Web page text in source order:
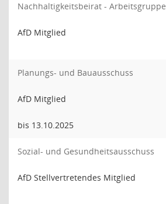
Nachhaltigkeitsbeirat - Arbeitsgruppe
AfD Mitglied
Planungs- und Bauausschuss
AfD Mitglied
bis 13.10.2025
Sozial- und Gesundheitsausschuss
AfD Stellvertretendes Mitglied